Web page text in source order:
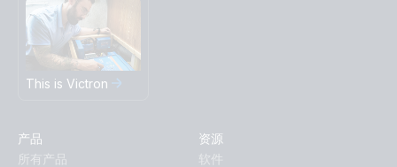
This is Victron
产品
所有产品
资源
软件